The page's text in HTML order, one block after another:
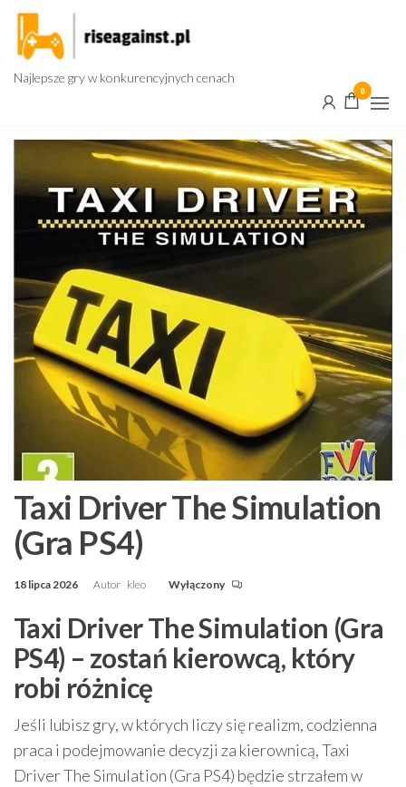
Przejdź
treści
Najlepsze gry w konkurencyjnych cenach
0
Taxi Driver The Simulation
(Gra PS4)
18 lipca 2026 Autor kleo Wyłączony
Taxi Driver The Simulation (Gra
PS4) – zostań kierowcą, który
robi różnicę
Jeśli lubisz gry, w których liczy się realizm, codzienna
praca i podejmowanie decyzji za kierownicą, Taxi
Driver The Simulation (Gra PS4) będzie strzałem w